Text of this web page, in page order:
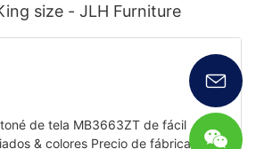
size - JLH Furniture